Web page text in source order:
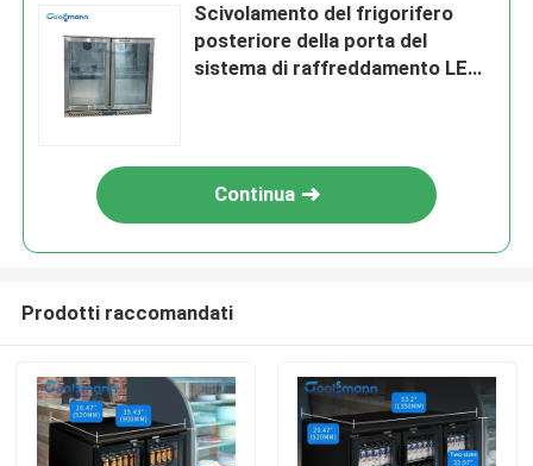
Scivolamento del frigorifero
posteriore della porta del
sistema di raffreddamento LED
Continua
Prodotti raccomandati